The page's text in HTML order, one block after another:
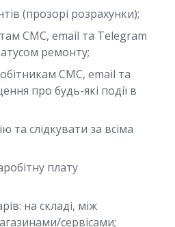
(прозорі розрахунки);
СМС, email та Telegram
ремонту;
СМС, email та
про будь-які події в
та слідкувати за всіма
плату
на складі, між
сервісами;